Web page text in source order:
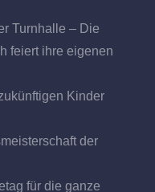
Turnhalle – Die
feiert ihre eigenen
Kinder
der
für die ganze